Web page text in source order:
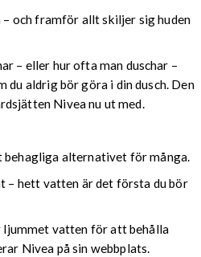
och framför allt skiljer sig huden
– eller hur ofta man duschar –
du aldrig bör göra i din dusch. Den
Nivea nu ut med.
behagliga alternativet för många.
– hett vatten är det första du bör
ljummet vatten för att behålla
Nivea på sin webbplats.